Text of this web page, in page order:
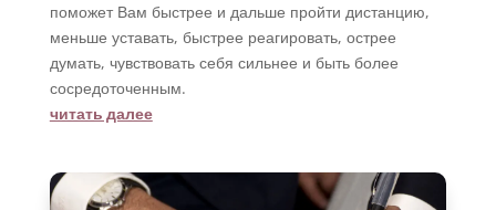
поможет Вам быстрее и дальше пройти дистанцию,
меньше уставать, быстрее реагировать, острее
думать, чувствовать себя сильнее и быть более
сосредоточенным.
читать далее